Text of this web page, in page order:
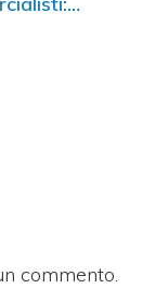
commento.